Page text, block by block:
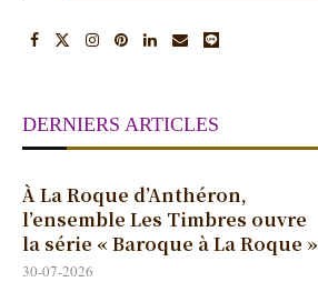
DERNIERS ARTICLES
À La Roque d’Anthéron,
l’ensemble Les Timbres ouvre
la série « Baroque à La Roque »
30-07-2026